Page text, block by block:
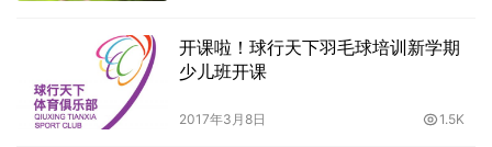
开课啦！球行天下羽毛球培训新学期
少儿班开课
2017年3月8日 1.5K